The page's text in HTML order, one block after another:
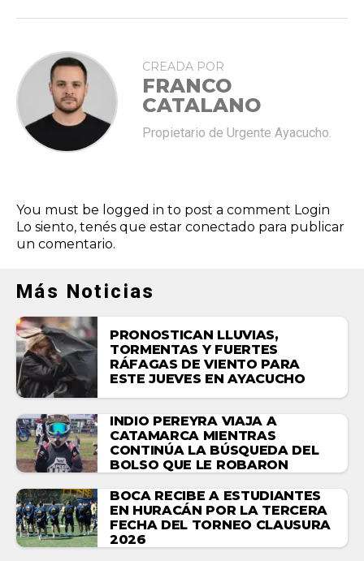
CREADA POR
FRANCO
CATALANO
Propietario de Urgente Ayacucho.
You must be logged in to post a comment Login
Lo siento, tenés que estar conectado para publicar
un comentario.
Más Noticias
PRONOSTICAN LLUVIAS,
TORMENTAS Y FUERTES
RÁFAGAS DE VIENTO PARA
ESTE JUEVES EN AYACUCHO
INDIO PEREYRA VIAJA A
CATAMARCA MIENTRAS
CONTINÚA LA BÚSQUEDA DEL
BOLSO QUE LE ROBARON
BOCA RECIBE A ESTUDIANTES
EN HURACÁN POR LA TERCERA
FECHA DEL TORNEO CLAUSURA
2026